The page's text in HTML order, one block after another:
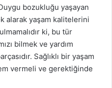
bozukluğu yaşayan
alarak yaşam kalitelerini
ki, bu tür
bilmek ve yardım
Sağlıklı bir yaşam
vermeli ve gerektiğinde